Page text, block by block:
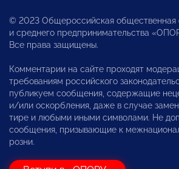
© 2023 Общероссийская общественная
и среднего предпринимательства
Все права защищены.
Комментарии на сайте проходят
требованиям российского
публикуем сообщения, содержащие
и/или оскорбления, даже в случае
тире и любыми иными символами. Не
сообщения, призывающие к
розни.